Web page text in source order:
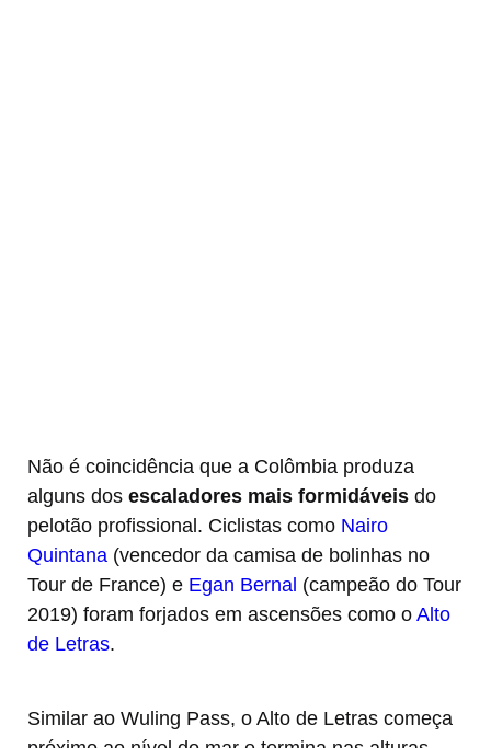
Não é coincidência que a Colômbia produza
alguns dos escaladores mais formidáveis do
pelotão profissional. Ciclistas como Nairo
Quintana (vencedor da camisa de bolinhas no
Tour de France) e Egan Bernal (campeão do Tour
2019) foram forjados em ascensões como o Alto
de Letras.
Similar ao Wuling Pass, o Alto de Letras começa